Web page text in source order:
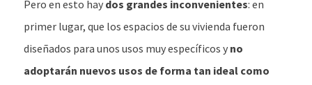
Pero en esto hay dos grandes inconvenientes: en
primer lugar, que los espacios de su vivienda fueron
diseñados para unos usos muy específicos y no
adoptarán nuevos usos de forma tan ideal como